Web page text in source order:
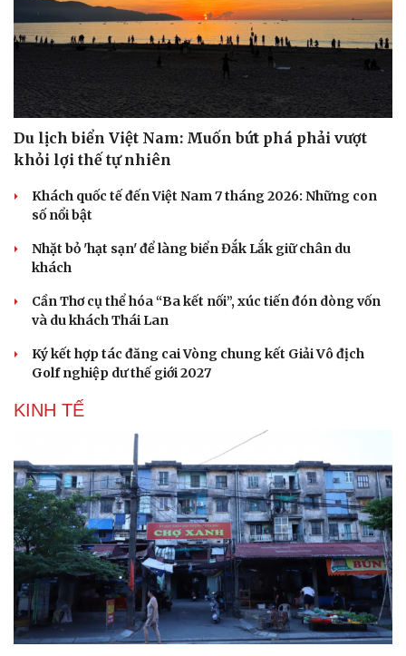
Văn hóa
Sân khấu - Điện ảnh
Văn học
Âm nhạc
Di sản
Giải trí
Nghệ sĩ
Du lịch biển Việt Nam: Muốn bứt phá phải vượt
khỏi lợi thế tự nhiên
Khách quốc tế đến Việt Nam 7 tháng 2026: Những con
số nổi bật
Nhặt bỏ 'hạt sạn' để làng biển Đắk Lắk giữ chân du
khách
Cần Thơ cụ thể hóa “Ba kết nối”, xúc tiến đón dòng vốn
và du khách Thái Lan
Ký kết hợp tác đăng cai Vòng chung kết Giải Vô địch
Golf nghiệp dư thế giới 2027
KINH TẾ